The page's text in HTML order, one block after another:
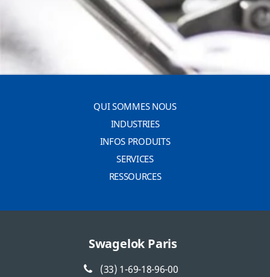
QUI SOMMES NOUS
INDUSTRIES
INFOS PRODUITS
SERVICES
RESSOURCES
Swagelok Paris
(33) 1-69-18-96-00